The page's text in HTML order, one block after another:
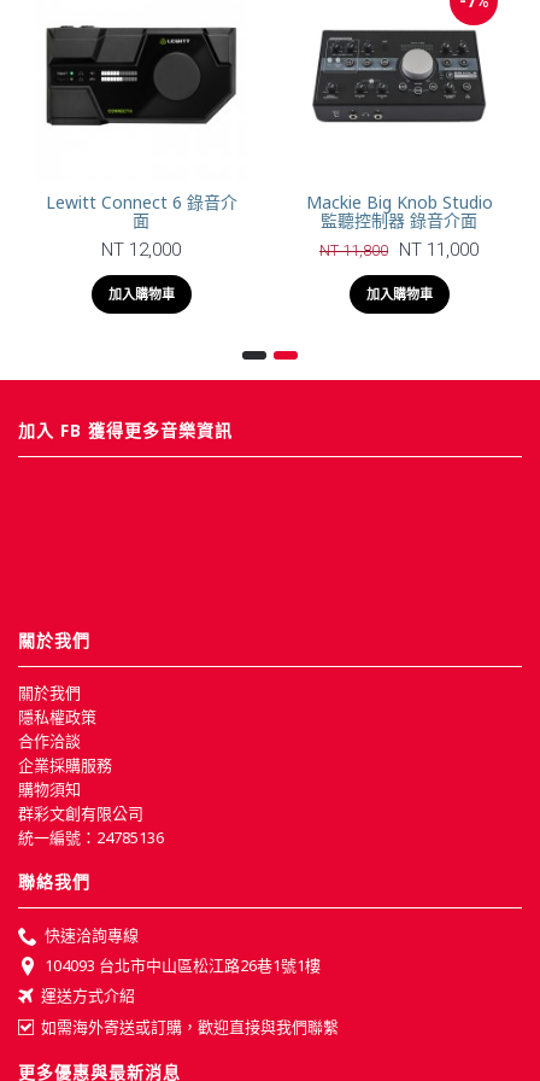
Lewitt Connect 6 錄音介
面
NT 12,000
加入購物車
Mackie Big Knob Studio
監聽控制器 錄音介面
NT 11,800 NT 11,000
加入購物車
加入 FB 獲得更多音樂資訊
關於我們
關於我們
隱私權政策
合作洽談
企業採購服務
購物須知
群彩文創有限公司
統一編號：24785136
聯絡我們
快速洽詢專線
104093 台北市中山區松江路26巷1號1樓
運送方式介紹
如需海外寄送或訂購，歡迎直接與我們聯繫
更多優惠與最新消息